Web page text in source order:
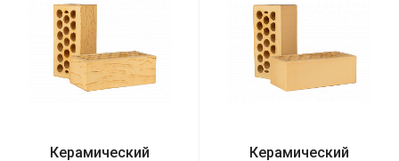
Керамический
Керамический